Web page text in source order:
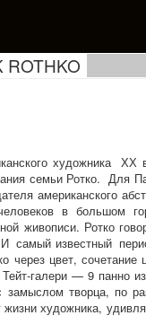
ROTHKO
художника
семьи Ротко. Для
американского
в большом
живописи. Ротко
известный
цвет,
галери — 9 панно
творца, по
художника,